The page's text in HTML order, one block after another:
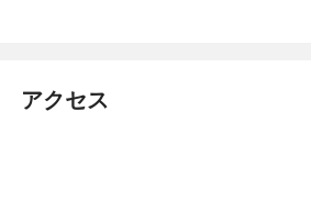
アクセス